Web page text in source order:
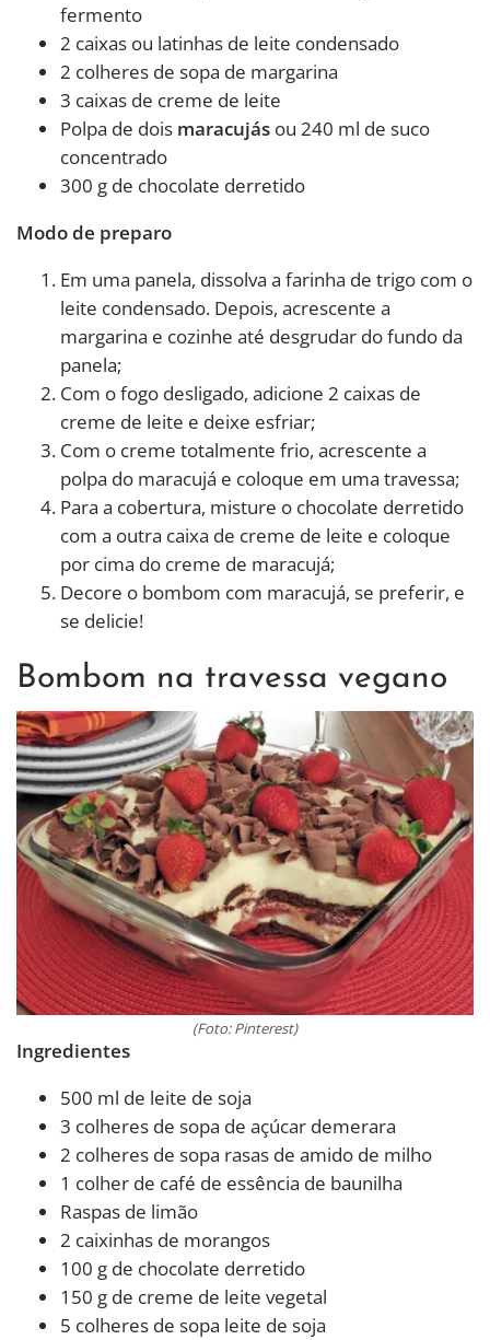
fermento
2 caixas ou latinhas de leite condensado
2 colheres de sopa de margarina
3 caixas de creme de leite
Polpa de dois maracujás ou 240 ml de suco
concentrado
300 g de chocolate derretido
Modo de preparo
Em uma panela, dissolva a farinha de trigo com o
leite condensado. Depois, acrescente a
margarina e cozinhe até desgrudar do fundo da
panela;
Com o fogo desligado, adicione 2 caixas de
creme de leite e deixe esfriar;
Com o creme totalmente frio, acrescente a
polpa do maracujá e coloque em uma travessa;
Para a cobertura, misture o chocolate derretido
com a outra caixa de creme de leite e coloque
por cima do creme de maracujá;
Decore o bombom com maracujá, se preferir, e
se delicie!
Bombom na travessa vegano
(Foto: Pinterest)
Ingredientes
500 ml de leite de soja
3 colheres de sopa de açúcar demerara
2 colheres de sopa rasas de amido de milho
1 colher de café de essência de baunilha
Raspas de limão
2 caixinhas de morangos
100 g de chocolate derretido
150 g de creme de leite vegetal
5 colheres de sopa leite de soja